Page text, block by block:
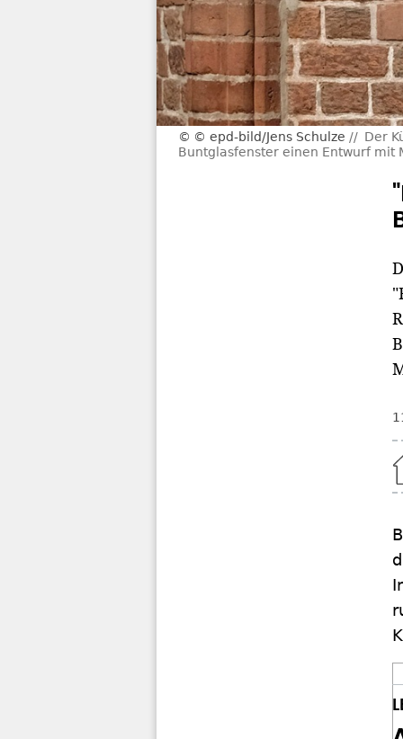
© epd-bild/Jens Schulze
Der
Buntglasfenster einen Entwurf